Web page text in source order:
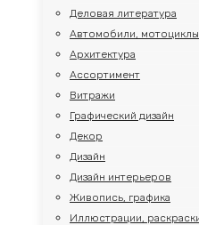
Деловая литература
Автомобили,
Архитектура
Ассортимент
Витражи
Графический дизайн
Декор
Дизайн
Дизайн интерьеров
Живопись, графика
Иллюстрации,